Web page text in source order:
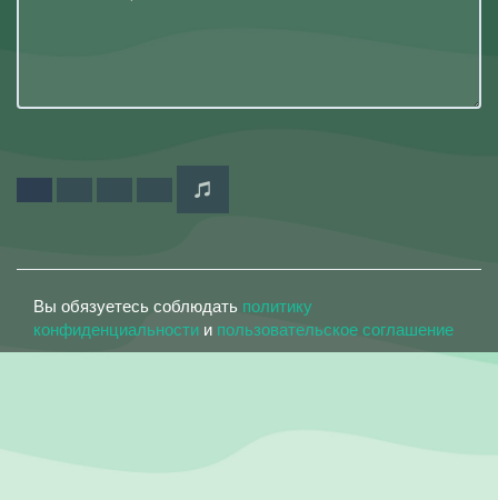
Вы обязуетесь соблюдать политику
конфиденциальности и пользовательское соглашение